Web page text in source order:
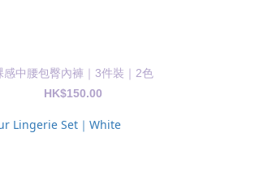
感中腰包臀內褲｜3件裝｜2色
HK$150.00